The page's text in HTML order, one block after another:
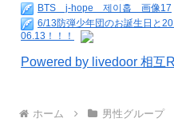
BTS j-hope 제이홉 画像17
6/13防弾少年団のお誕生日と
06.13！！！
Powered by livedoor 相互
ホーム 男性グループ